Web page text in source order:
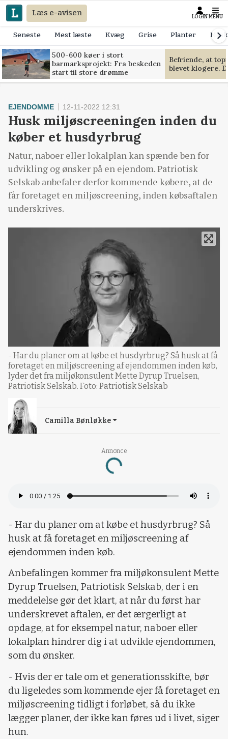
Læs e-avisen LOGIN MENU
Seneste Mest læste Kvæg Grise Planter
500-600 køer i stort
barmarksprojekt: Fra beskeden
start til store drømme
Befriende, at
blevet klogere.
Annonce
Loading...
EJENDOMME 12-11-2022 12:31
Husk miljøscreeningen inden du
køber et husdyrbrug
Natur, naboer eller lokalplan kan spænde ben for
udvikling og ønsker på en ejendom. Patriotisk
Selskab anbefaler derfor kommende købere, at de
får foretaget en miljøscreening, inden købsaftalen
underskrives.
- Har du planer om at købe et husdyrbrug? Så husk at få
foretaget en miljøscreening af ejendommen inden køb,
lyder det fra miljøkonsulent Mette Dyrup Truelsen,
Patriotisk Selskab. Foto: Patriotisk Selskab
Camilla Bønløkke
- Har du planer om at købe et husdyrbrug? Så
husk at få foretaget en miljøscreening af
ejendommen inden køb.
Anbefalingen kommer fra miljøkonsulent Mette
Dyrup Truelsen, Patriotisk Selskab, der i en
meddelelse gør det klart, at når du først har
underskrevet aftalen, er det ærgerligt at
opdage, at for eksempel natur, naboer eller
lokalplan hindrer dig i at udvikle ejendommen,
som du ønsker.
- Hvis der er tale om et generationsskifte, bør
du ligeledes som kommende ejer få foretaget en
miljøscreening tidligt i forløbet, så du ikke
lægger planer, der ikke kan føres ud i livet, siger
hun.